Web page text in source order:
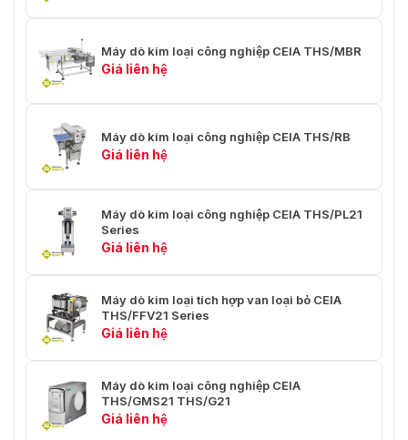
Máy dò kim loại công nghiệp CEIA THS/MBR
Giá liên hệ
Máy dò kim loại công nghiệp CEIA THS/RB
Giá liên hệ
Máy dò kim loại công nghiệp CEIA THS/PL21
Series
Giá liên hệ
Máy dò kim loại tích hợp van loại bỏ CEIA
THS/FFV21 Series
Giá liên hệ
Máy dò kim loại công nghiệp CEIA
THS/GMS21 THS/G21
Giá liên hệ